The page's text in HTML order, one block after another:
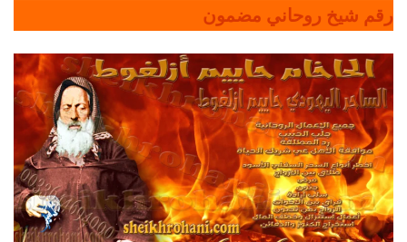
رقم شيخ روحاني مضمون